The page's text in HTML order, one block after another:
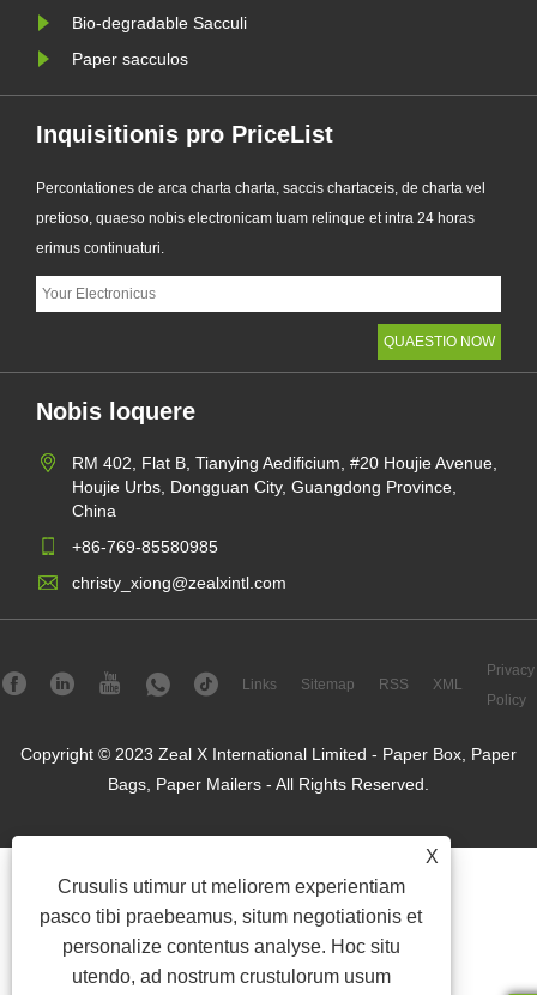
X
Crusulis utimur ut meliorem experientiam
pasco tibi praebeamus, situm negotiationis et
personalize contentus analyse. Hoc situ
utendo, ad nostrum crustulorum usum
Bio-degradable Sacculi
Paper sacculos
Inquisitionis pro PriceList
Percontationes de arca charta charta, saccis chartaceis, de charta vel
pretioso, quaeso nobis electronicam tuam relinque et intra 24 horas
erimus continuaturi.
Nobis loquere
RM 402, Flat B, Tianying Aedificium, #20 Houjie Avenue,
Houjie Urbs, Dongguan City, Guangdong Province,
China
+86-769-85580985
christy_xiong@zealxintl.com
Links Sitemap RSS XML
Privacy
Policy
Copyright © 2023 Zeal X International Limited - Paper Box, Paper
Bags, Paper Mailers - All Rights Reserved.